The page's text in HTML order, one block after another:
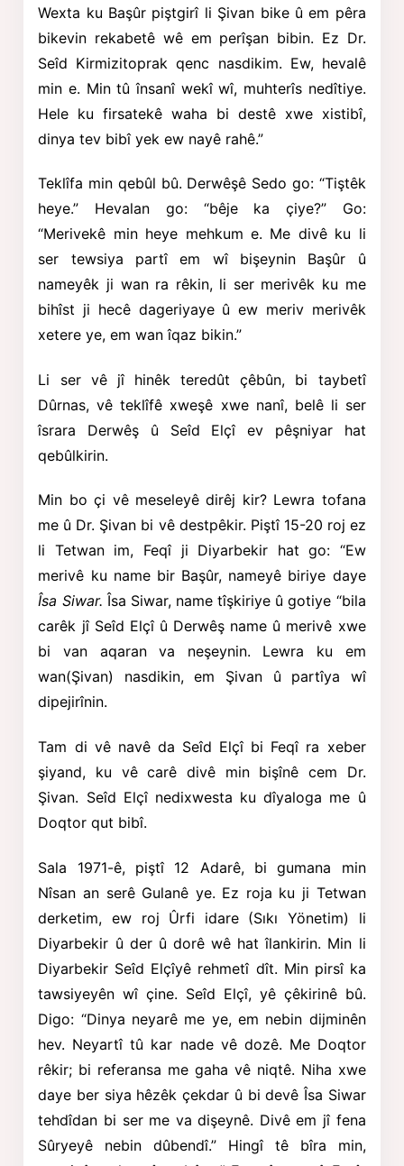
Wexta ku Başûr piştgirî li Şivan bike û em pêra
bikevin rekabetê wê em perîşan bibin. Ez Dr.
Seîd Kirmizitoprak qenc nasdikim. Ew, hevalê
min e. Min tû însanî wekî wî, muhterîs nedîtiye.
Hele ku firsatekê waha bi destê xwe xistibî,
dinya tev bibî yek ew nayê rahê.”
Teklîfa min qebûl bû. Derwêşê Sedo go: “Tiştêk
heye.” Hevalan go: “bêje ka çiye?” Go:
“Merivekê min heye mehkum e. Me divê ku li
ser tewsiya partî em wî bişeynin Başûr û
nameyêk ji wan ra rêkin, li ser merivêk ku me
bihîst ji hecê dageriyaye û ew meriv merivêk
xetere ye, em wan îqaz bikin.”
Li ser vê jî hinêk teredût çêbûn, bi taybetî
Dûrnas, vê teklîfê xweşê xwe nanî, belê li ser
îsrara Derwêş û Seîd Elçî ev pêşniyar hat
qebûlkirin.
Min bo çi vê meseleyê dirêj kir? Lewra tofana
me û Dr. Şivan bi vê destpêkir. Piştî 15-20 roj ez
li Tetwan im, Feqî ji Diyarbekir hat go: “Ew
merivê ku name bir Başûr, nameyê biriye daye
Îsa Siwar.Îsa Siwar, name tîşkiriye û gotiye “bila
carêk jî Seîd Elçî û Derwêş name û merivê xwe
bi van aqaran va neşeynin. Lewra ku em
wan(Şivan) nasdikin, em Şivan û partîya wî
dipejirînin.
Tam di vê navê da Seîd Elçî bi Feqî ra xeber
şiyand, ku vê carê divê min bişînê cem Dr.
Şivan. Seîd Elçî nedixwesta ku dîyaloga me û
Doqtor qut bibî.
Sala 1971-ê, piştî 12 Adarê, bi gumana min
Nîsan an serê Gulanê ye. Ez roja ku ji Tetwan
derketim, ew roj Ûrfi idare (Sıkı Yönetim) li
Diyarbekir û der û dorê wê hat îlankirin. Min li
Diyarbekir Seîd Elçîyê rehmetî dît. Min pirsî ka
tawsiyeyên wî çine. Seîd Elçî, yê çêkirinê bû.
Digo: “Dinya neyarê me ye, em nebin dijminên
hev. Neyartî tû kar nade vê dozê. Me Doqtor
rêkir; bi referansa me gaha vê niqtê. Niha xwe
daye ber siya hêzêk çekdar û bi devê Îsa Siwar
tehdîdan bi ser me va dişeynê. Divê em jî fena
Sûryeyê nebin dûbendî.” Hingî tê bîra min,